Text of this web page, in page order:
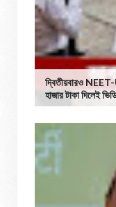
দ্বিতীয়বারও
হাজার টাকা দিলেই